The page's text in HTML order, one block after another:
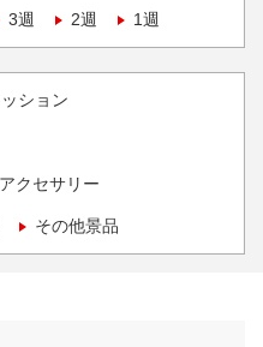
3週 2週 1週
ション
クセサリー
その他景品